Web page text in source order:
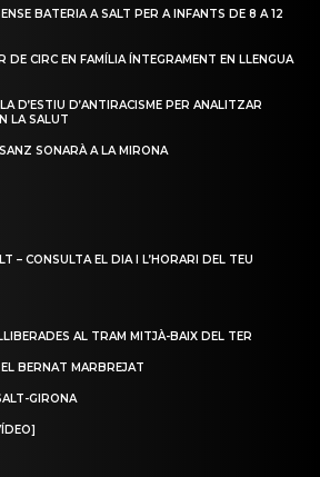
BATERIA A SALT PER A INFANTS DE 8 A 12
DE CIRC EN FAMÍLIA ÍNTEGRAMENT EN LLENGUA
D’ESTIU D’ANTIRACISME PER ANALITZAR
LA SALUT
SONARÀ A LA MIRONA
– CONSULTA EL DIA I L’HORARI DEL TEU
AL TRAM MITJÀ-BAIX DEL TER
BERNAT MARBREJAT
GIRONA